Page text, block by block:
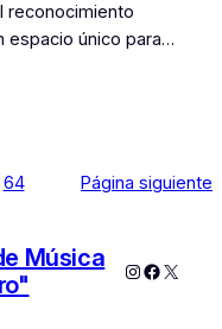
reconocimiento
espacio único para…
64 Página siguiente
Música
Instagram
X